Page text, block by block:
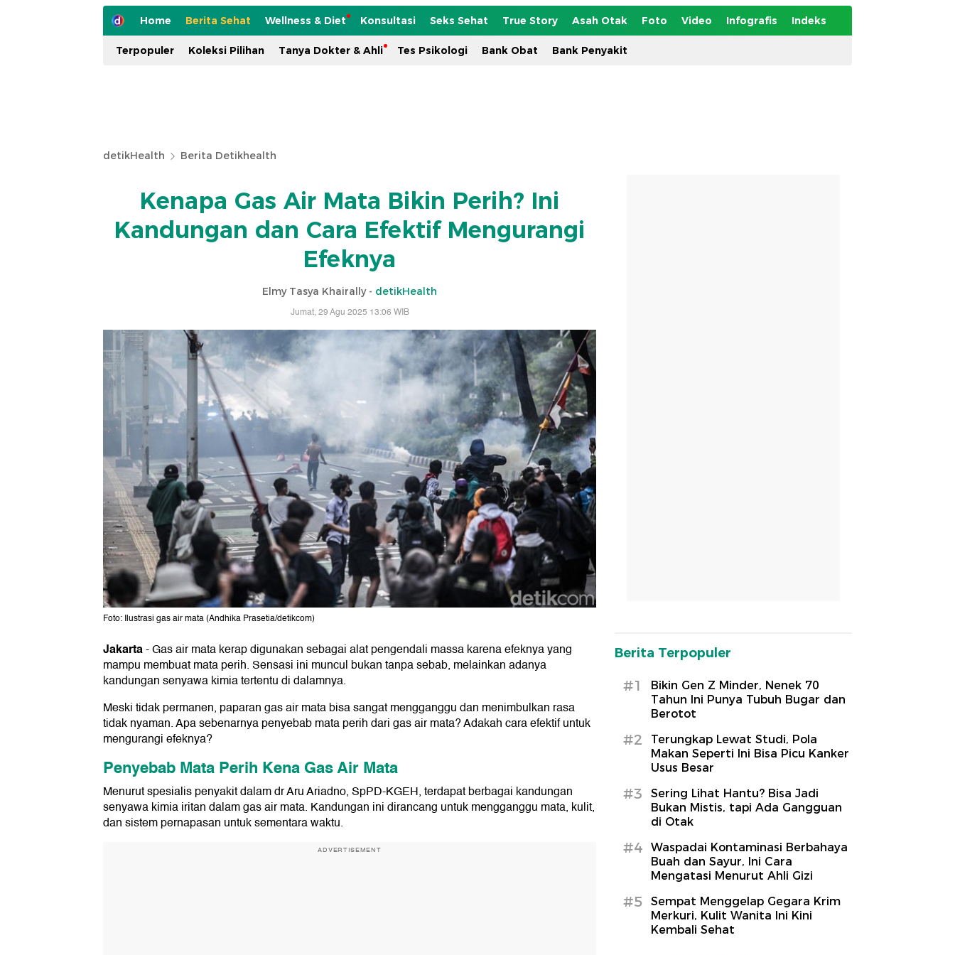
Home Berita Sehat Wellness & Diet Konsultasi Seks Sehat True Story Asah Otak Foto Video Infografis Indeks
Terpopuler Koleksi Pilihan Tanya Dokter & Ahli Tes Psikologi Bank Obat Bank Penyakit
detikHealth Berita Detikhealth
Kenapa Gas Air Mata Bikin Perih? Ini
Kandungan dan Cara Efektif Mengurangi
Efeknya
Elmy Tasya Khairally - detikHealth
Jumat, 29 Agu 2025 13:06 WIB
Foto: Ilustrasi gas air mata (Andhika Prasetia/detikcom)
Jakarta-Gas air mata kerap digunakan sebagai alat pengendali massa karena efeknya yang
mampu membuat mata perih. Sensasi ini muncul bukan tanpa sebab, melainkan adanya
kandungan senyawa kimia tertentu di dalamnya.
Meski tidak permanen, paparan gas air mata bisa sangat mengganggu dan menimbulkan rasa
tidak nyaman. Apa sebenarnya penyebab mata perih dari gas air mata? Adakah cara efektif untuk
mengurangi efeknya?
Penyebab Mata Perih Kena Gas Air Mata
Menurut spesialis penyakit dalam dr Aru Ariadno, SpPD-KGEH, terdapat berbagai kandungan
senyawa kimia iritan dalam gas air mata. Kandungan ini dirancang untuk mengganggu mata, kulit,
dan sistem pernapasan untuk sementara waktu.
ADVERTISEMENT
Berita Terpopuler
#1
Bikin Gen Z Minder, Nenek 70
Tahun Ini Punya Tubuh Bugar dan
Berotot
#2
Terungkap Lewat Studi, Pola
Makan Seperti Ini Bisa Picu Kanker
Usus Besar
#3
Sering Lihat Hantu? Bisa Jadi
Bukan Mistis, tapi Ada Gangguan
di Otak
#4
Waspadai Kontaminasi Berbahaya
Buah dan Sayur, Ini Cara
Mengatasi Menurut Ahli Gizi
#5
Sempat Menggelap Gegara Krim
Merkuri, Kulit Wanita Ini Kini
Kembali Sehat